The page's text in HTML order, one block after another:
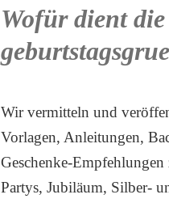
Wofür dient
Wir vermitteln und
Vorlagen, Anleitungen,
Geschenke-
Partys, Jubiläum, Silber-